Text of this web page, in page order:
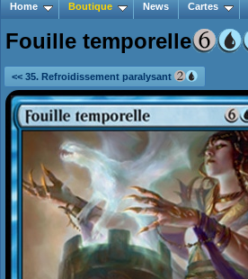
Home Boutique News Cartes
Fouille temporelle
<< 35. Refroidissement paralysant